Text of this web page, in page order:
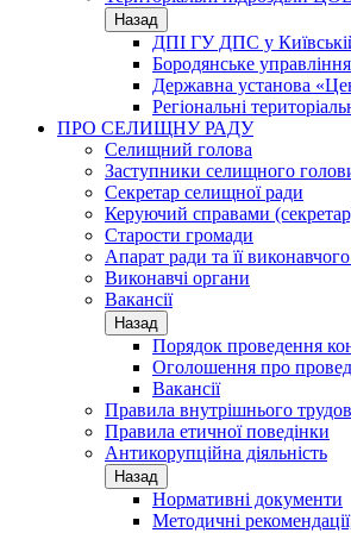
Назад
ДПІ ГУ ДПС у
Бородянське
Державна установа
Регіональні
ПРО СЕЛИЩНУ РАДУ
Селищний голова
Заступники селищного
Секретар селищної ради
Керуючий справами
Старости громади
Апарат ради та її
Виконавчі органи
Вакансії
Назад
Порядок проведення
Оголошення про
Вакансії
Правила внутрішнього
Правила етичної поведінки
Антикорупційна діяльність
Назад
Нормативні документи
Методичні